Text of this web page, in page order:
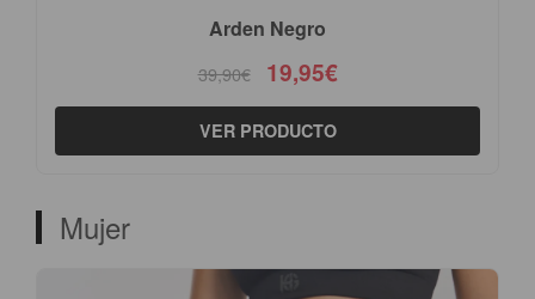
Arden Negro
39,90€ 19,95€
VER PRODUCTO
Mujer